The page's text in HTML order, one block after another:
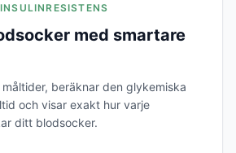
med smartare
beräknar den glykemiska
och visar exakt hur varje
ditt blodsocker.